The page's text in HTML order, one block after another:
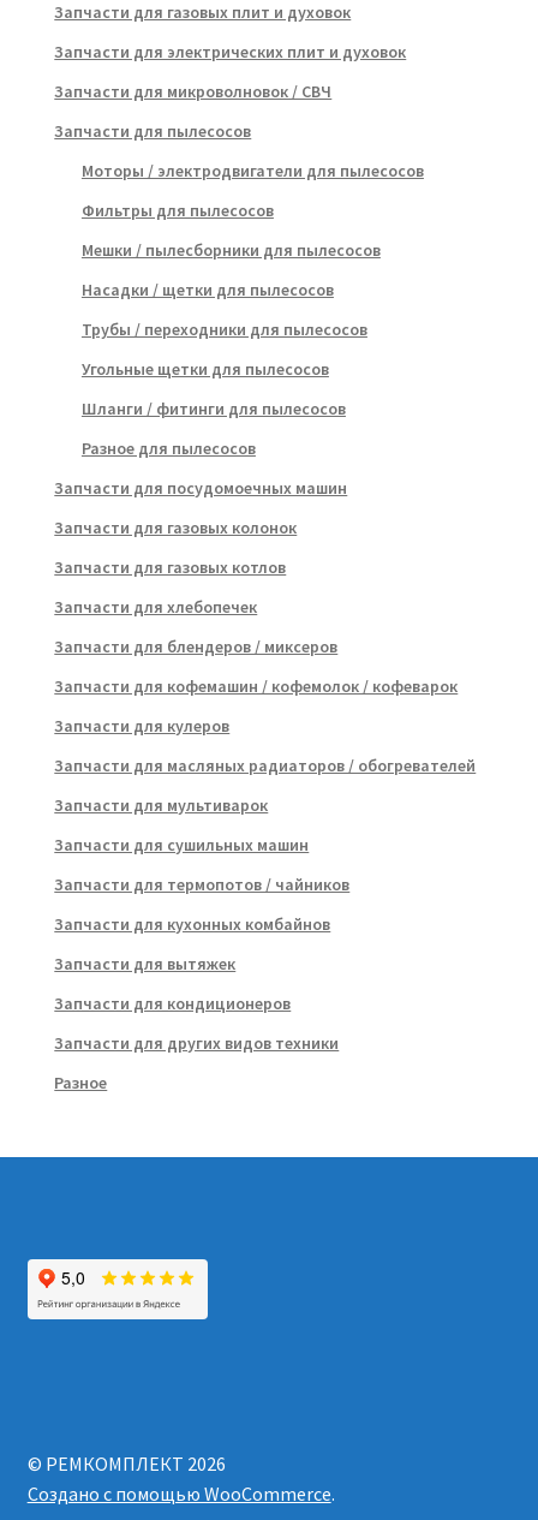
Запчасти для газовых плит и духовок
Запчасти для электрических плит и духовок
Запчасти для микроволновок / СВЧ
Запчасти для пылесосов
Моторы / электродвигатели для пылесосов
Фильтры для пылесосов
Мешки / пылесборники для пылесосов
Насадки / щетки для пылесосов
Трубы / переходники для пылесосов
Угольные щетки для пылесосов
Шланги / фитинги для пылесосов
Разное для пылесосов
Запчасти для посудомоечных машин
Запчасти для газовых колонок
Запчасти для газовых котлов
Запчасти для хлебопечек
Запчасти для блендеров / миксеров
Запчасти для кофемашин / кофемолок / кофеварок
Запчасти для кулеров
Запчасти для масляных радиаторов / обогревателей
Запчасти для мультиварок
Запчасти для сушильных машин
Запчасти для термопотов / чайников
Запчасти для кухонных комбайнов
Запчасти для вытяжек
Запчасти для кондиционеров
Запчасти для других видов техники
Разное
© РЕМКОМПЛЕКТ 2026
Создано с помощью WooCommerce.